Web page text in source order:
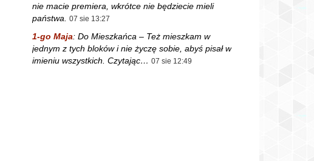
nie macie premiera, wkrótce nie będziecie mieli
państwa.
07 sie 13:27
1-go Maja: Do Mieszkańca – Też mieszkam w
jednym z tych bloków i nie życzę sobie, abyś pisał w
imieniu wszystkich. Czytając… 07 sie 12:49